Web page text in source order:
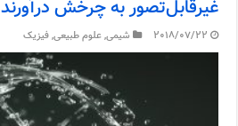
غیرقابل‌تصور به چرخش درآورند
2018/07/22 شیمی,علوم طبیعی,فیزیک